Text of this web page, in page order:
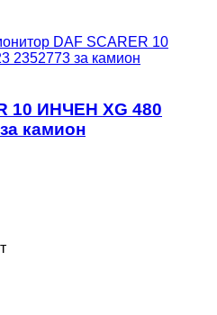
DAF SCARER 10
за камион
10 ИНЧЕН XG 480
камион